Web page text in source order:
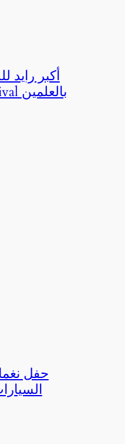
أكبر رايد
حفل